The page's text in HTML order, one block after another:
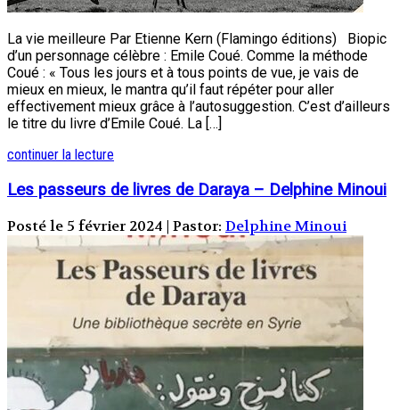
La vie meilleure Par Etienne Kern (Flamingo éditions) Biopic
d’un personnage célèbre : Emile Coué. Comme la méthode
Coué : « Tous les jours et à tous points de vue, je vais de
mieux en mieux, le mantra qu’il faut répéter pour aller
effectivement mieux grâce à l’autosuggestion. C’est d’ailleurs
le titre du livre d’Emile Coué. La […]
continuer la lecture
Les passeurs de livres de Daraya – Delphine Minoui
Posté le 5 février 2024 | Pastor: Delphine Minoui